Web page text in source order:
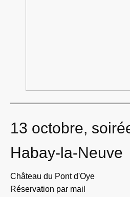
13 octobre,
Habay-la-Neuve
Château du Pont d'Oye
Réservation par mail